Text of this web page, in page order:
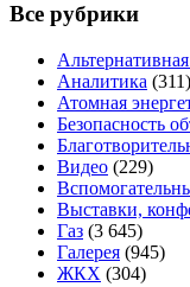
Все рубрики
Аналитика (311)
Атомная
Безопасность
Видео (229)
Выставки,
Газ (3 645)
Галерея (945)
ЖКХ (304)